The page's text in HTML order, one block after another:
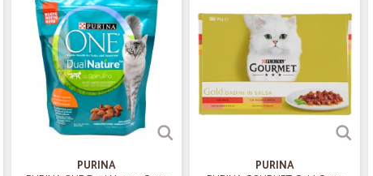
—Giuseppe M.
Prezzi convenienti
Prezzi convenienti, spedizione
—Clelio alex F.
Una piacevole esperienza
Mi è piaciuto molto avere a
PURINA
PURINA